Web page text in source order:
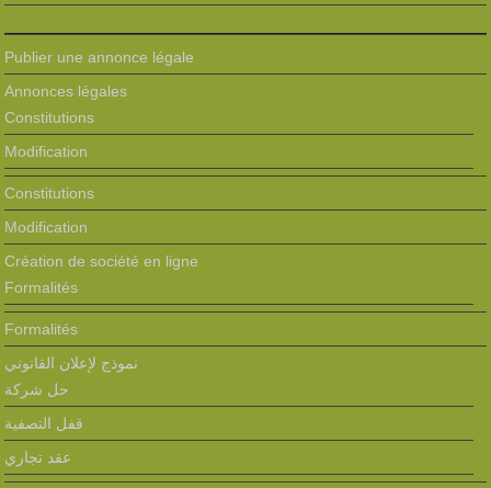
Publier une annonce légale
Annonces légales
Constitutions
Modification
Constitutions
Modification
Création de société en ligne
Formalités
Formalités
نموذج لإعلان القانوني
حل شركة
قفل التصفية
عقد تجاري